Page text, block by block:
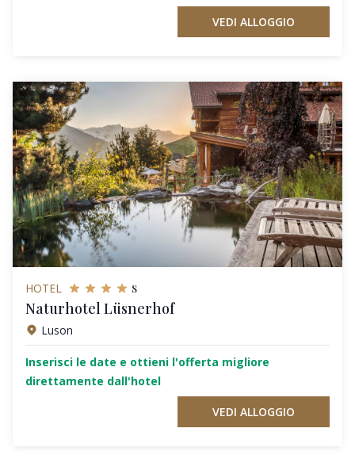
VEDI ALLOGGIO
HOTEL s
Naturhotel Lüsnerhof
Luson
Inserisci le date e ottieni l'offerta migliore
direttamente dall'hotel
VEDI ALLOGGIO